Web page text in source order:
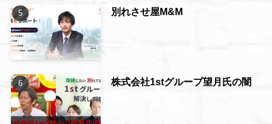
別れさせ屋M&M
株式会社1stグループ望月氏の闇